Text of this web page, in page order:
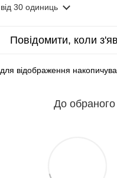
від 30 одиниць
Повідомити, коли
для відображення
До обраного